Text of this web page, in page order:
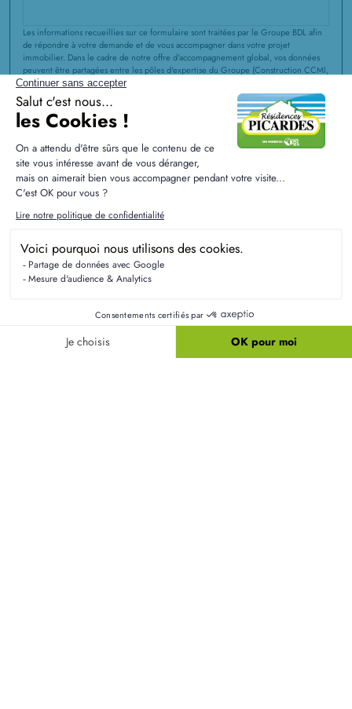
Les informations recueillies sur ce formulaire sont traitées par le Groupe BDL afin
de répondre à votre demande et de vous accompagner dans votre projet
immobilier. Dans le cadre de notre offre d'accompagnement global, vos données
peuvent être partagées entre les pôles d'expertise du Groupe (Construction CCMI,
Rénovation, Extension, Aménagements Intérieurs et Extérieurs, Agence
immobilière) pour vous proposer des solutions adaptées à l'évolution de votre
projet. Vous disposez d'un droit d'accès, de rectification et d'effacement de vos
données ou exercer votre droit à la limitation du traitement de vos données. Vous
vous opposer au partage de vos informations au sein du
Groupeà des fins de prospection à tout moment. Vous pouvez exercer ces droits
et pour toute question sur le traitement de vos données, vous pouvez nous
contacter en écrivant à service communication@groupebdl.fr. Si vous estimez,
après nous avoir contactés, que vos droits « informatique et libertés » ne sont pas
respectés, vous pouvez adresser une réclamation à la Cnil. Pour en savoir plus sur
la gestion de vos données et vos droits, consultez notre
Confidentialité.
Confidentialité du Groupe BDL.
ENVOYER MA DEMANDE
protection par reCAPTCHA Confidentialité - Conditions